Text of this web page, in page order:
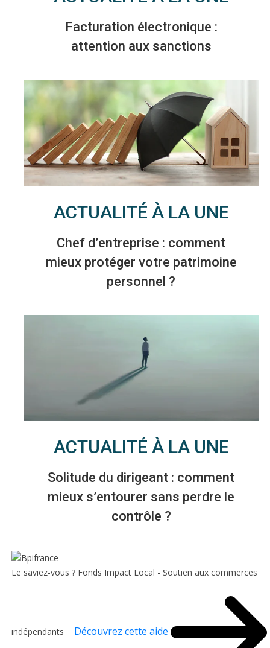
Facturation électronique :
attention aux sanctions
ACTUALITÉ À LA UNE
Chef d’entreprise : comment
mieux protéger votre patrimoine
personnel ?
ACTUALITÉ À LA UNE
Solitude du dirigeant : comment
mieux s’entourer sans perdre le
contrôle ?
Le saviez-vous ? Fonds Impact Local - Soutien aux commerces
indépendants Découvrez cette aide